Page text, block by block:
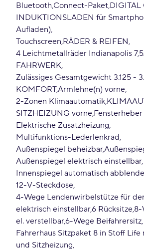
Bluetooth Connect-Paket DIGITAL
INDUKTIONSLADEN für
Aufladen)
Touchscreen RÄDER & REIFEN
4 Leichtmetallräder Indianapolis 7
FAHRWERK
Zulässiges Gesamtgewicht 3.125 -
KOMFORTArmlehne(n) vorne
2-Zonen Klimaautomatik
SITZHEIZUNG vorne
Elektrische Zusatzheizung
Multifunktions-Lederlenkrad
Außenspiegel beheizbar
Außenspiegel elektrisch einstellbar
Innenspiegel automatisch
12-V-Steckdose
4-Wege Lendenwirbelstütze für
elektrisch einstellbar6 Rücksitze 8-
el. verstellbar6-Wege Beifahrersitz
Fahrerhaus Sitzpaket 8 in Stoff Life
und Sitzheizung